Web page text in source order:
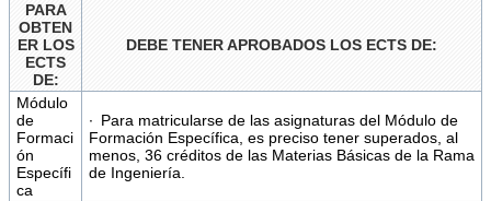
PARA
OBTEN
ER LOS
ECTS
DE:
DEBE TENER APROBADOS LOS ECTS DE:
Módulo
de
Formaci
ón
Específi
ca
∙ Para matricularse de las asignaturas del Módulo de
Formación Específica, es preciso tener superados, al
menos, 36 créditos de las Materias Básicas de la Rama
de Ingeniería.